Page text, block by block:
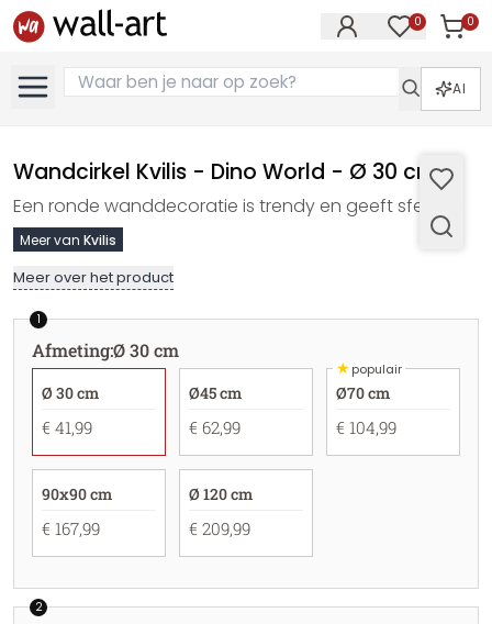
0 0
AI
Wandcirkel Kvilis - Dino World - Ø 30 cm
Een ronde wanddecoratie is trendy en geeft sfeer
Meer van Kvilis
Meer over het product
1
Afmeting:Ø 30 cm
Ø 30 cm
€ 41,99
Ø45 cm
€ 62,99
★populair
Ø70 cm
€ 104,99
90x90 cm
€ 167,99
Ø 120 cm
€ 209,99
2